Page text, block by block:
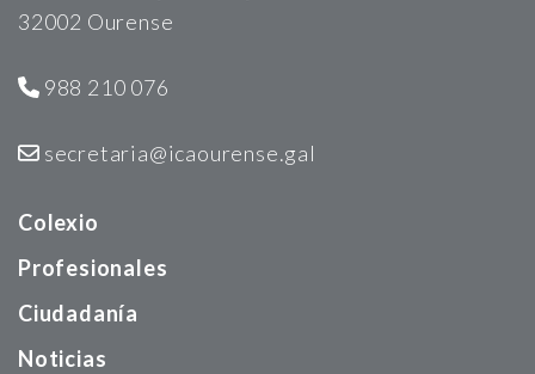
32002 Ourense
988 210 076
secretaria@icaourense.gal
Colexio
Profesionales
Ciudadanía
Noticias